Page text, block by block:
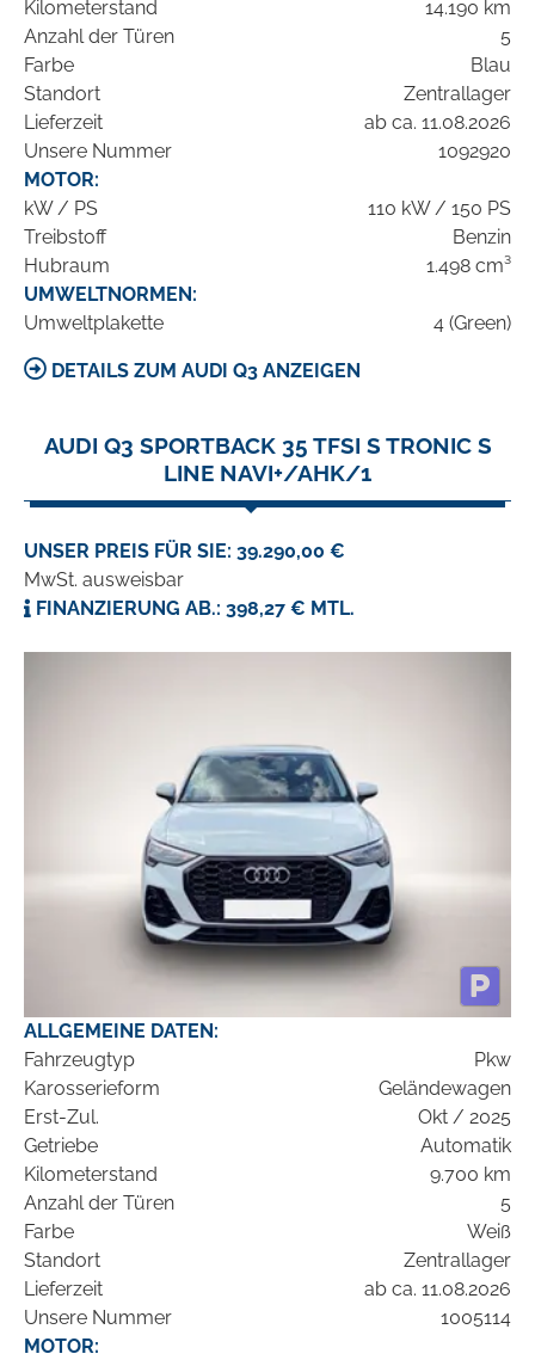
Kilometerstand
14.190 km
Anzahl der Türen
5
Farbe
Blau
Standort
Zentrallager
Lieferzeit
ab ca. 11.08.2026
Unsere Nummer
1092920
MOTOR:
kW / PS
110 kW / 150 PS
Treibstoff
Benzin
Hubraum
1.498 cm³
UMWELTNORMEN:
Umweltplakette
4 (Green)
DETAILS ZUM AUDI Q3 ANZEIGEN
AUDI Q3 SPORTBACK 35 TFSI S TRONIC S
LINE NAVI+/AHK/1
UNSER PREIS FÜR SIE: 39.290,00 €
MwSt. ausweisbar
FINANZIERUNG AB.: 398,27 € MTL.
ALLGEMEINE DATEN:
Fahrzeugtyp
Pkw
Karosserieform
Geländewagen
Erst-Zul.
Okt / 2025
Getriebe
Automatik
Kilometerstand
9.700 km
Anzahl der Türen
5
Farbe
Weiß
Standort
Zentrallager
Lieferzeit
ab ca. 11.08.2026
Unsere Nummer
1005114
MOTOR: